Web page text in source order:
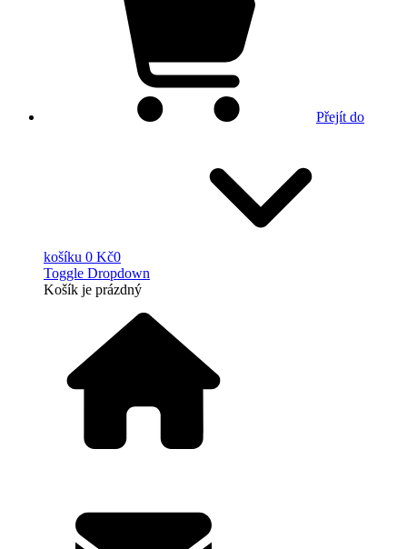
Přejít do
košíku 0 Kč0
Toggle Dropdown
Košík je prázdný